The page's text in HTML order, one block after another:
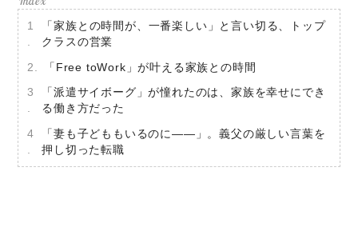
ミモザマガジンとは
My Rules
「家族との時間が、一番楽しい」と言い切る、トップ
クラスの営業
「Free toWork」が叶える家族との時間
「派遣サイボーグ」が憧れたのは、家族を幸せにでき
る働き方だった
「妻も子どももいるのに――」。義父の厳しい言葉を
押し切った転職